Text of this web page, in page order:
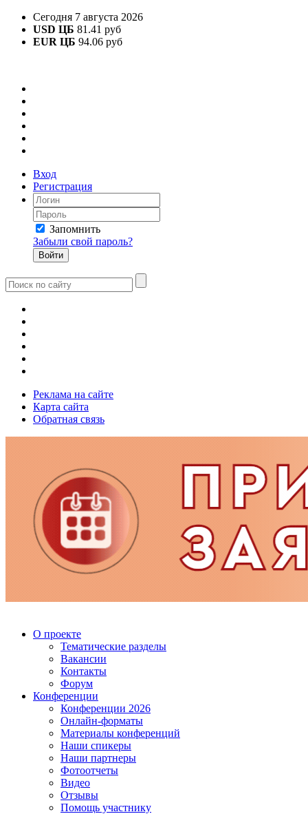
Сегодня 7 августа 2026
USD ЦБ 81.41 руб
EUR ЦБ 94.06 руб
Вход
Регистрация
Запомнить
Забыли свой пароль?
Реклама на сайте
Карта сайта
Обратная связь
О проекте
Тематические разделы
Вакансии
Контакты
Форум
Конференции
Конференции 2026
Онлайн-форматы
Материалы конференций
Наши спикеры
Наши партнеры
Фотоотчеты
Видео
Отзывы
Помощь участнику